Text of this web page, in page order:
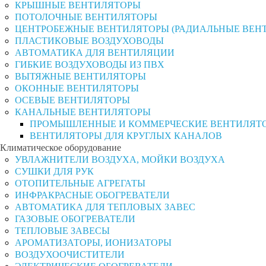
КРЫШНЫЕ ВЕНТИЛЯТОРЫ
ПОТОЛОЧНЫЕ ВЕНТИЛЯТОРЫ
ЦЕНТРОБЕЖНЫЕ ВЕНТИЛЯТОРЫ (РАДИАЛЬНЫЕ
ПЛАСТИКОВЫЕ ВОЗДУХОВОДЫ
АВТОМАТИКА ДЛЯ ВЕНТИЛЯЦИИ
ГИБКИЕ ВОЗДУХОВОДЫ ИЗ ПВХ
ВЫТЯЖНЫЕ ВЕНТИЛЯТОРЫ
ОКОННЫЕ ВЕНТИЛЯТОРЫ
ОСЕВЫЕ ВЕНТИЛЯТОРЫ
КАНАЛЬНЫЕ ВЕНТИЛЯТОРЫ
ПРОМЫШЛЕННЫЕ И КОММЕРЧЕСКИЕ
ВЕНТИЛЯТОРЫ ДЛЯ КРУГЛЫХ КАНАЛОВ
Климатическое оборудование
УВЛАЖНИТЕЛИ ВОЗДУХА, МОЙКИ ВОЗДУХА
СУШКИ ДЛЯ РУК
ОТОПИТЕЛЬНЫЕ АГРЕГАТЫ
ИНФРАКРАСНЫЕ ОБОГРЕВАТЕЛИ
АВТОМАТИКА ДЛЯ ТЕПЛОВЫХ ЗАВЕС
ГАЗОВЫЕ ОБОГРЕВАТЕЛИ
ТЕПЛОВЫЕ ЗАВЕСЫ
АРОМАТИЗАТОРЫ, ИОНИЗАТОРЫ
ВОЗДУХООЧИСТИТЕЛИ